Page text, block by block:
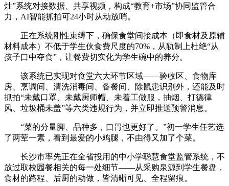
灶”系统对接数据、共享视频，构成“教育+市场”协同监管合
力，AI智能抓拍可24小时从动放哨。
正在系统刚性束缚下，确保食堂间接成本（即食材及原辅
材料成本）不低于学生伙食费尺度的70%，从轨制上杜绝“从
孩子口中夺食”，让餐费切实化为学生碗中的养分。
该系统已实现对食堂六大环节区域——验收区、食物库
房、烹调间、清洗消毒间、备餐间、除鼠患识别外，还能及时
抓拍“未戴口罩、未戴厨师帽、未着工做服，抽烟、打德律
风、垃圾桶未盖”等六类违规行为，并立即推送预警消息。
“菜的分量脚、品种多，口胃也更好了。”初一学生任艺选
了两荤一素，看到最爱的小鸡腿，不由得又加了个菜。
长沙市率先正在全省投用的中小学聪慧食堂监管系统，不
放过取校园餐相关的每一处细节——从采购泉源到学生餐盘，
食材的路程、后厨的动做，皆清晰可见、全程留痕。